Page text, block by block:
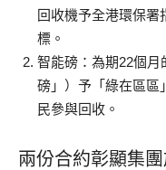
回收機予全港環保署
標。
智能磅：為期22個月
磅」）予「綠在區區
民參與回收。
兩份合約彰顯集